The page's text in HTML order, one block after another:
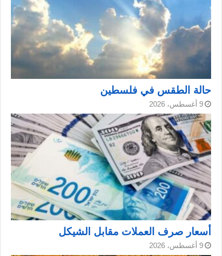
حالة الطقس في فلسطين
9 أغسطس، 2026
أسعار صرف العملات مقابل الشيكل
9 أغسطس، 2026